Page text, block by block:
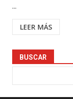
...
LEER MÁS
BUSCAR